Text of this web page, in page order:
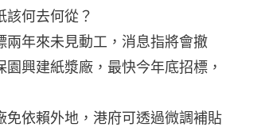
該何去何從？
年來未見動工，消息指將會撤
興建紙漿廠，最快今年底招標，
依賴外地，港府可透過微調補貼